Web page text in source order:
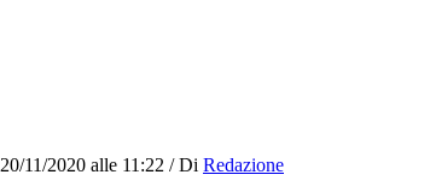
20/11/2020 alle 11:22 / Di Redazione